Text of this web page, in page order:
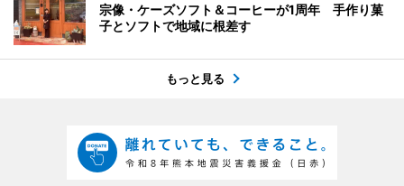
宗像・ケーズソフト＆コーヒーが1周年 手作り菓
子とソフトで地域に根差す
もっと見る